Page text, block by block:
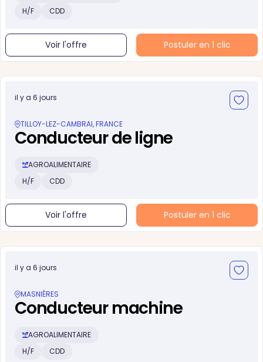
H/F
CDD
Voir l'offre Postuler en 1 clic
il y a 6 jours
TILLOY-LEZ-CAMBRAI, FRANCE
Conducteur de ligne
AGROALIMENTAIRE
H/F
CDD
Voir l'offre Postuler en 1 clic
il y a 6 jours
MASNIÈRES
Conducteur machine
AGROALIMENTAIRE
H/F
CDD